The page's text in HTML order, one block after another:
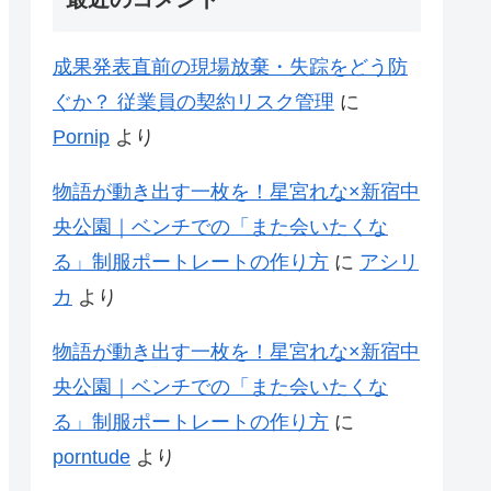
成果発表直前の現場放棄・失踪をどう防
ぐか？ 従業員の契約リスク管理 に
Pornip より
物語が動き出す一枚を！星宮れな×新宿中
央公園｜ベンチでの「また会いたくな
る」制服ポートレートの作り方 に アシリ
カ より
物語が動き出す一枚を！星宮れな×新宿中
央公園｜ベンチでの「また会いたくな
る」制服ポートレートの作り方 に
porntude より